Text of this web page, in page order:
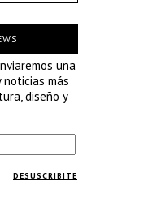
una
más
diseño y
DESUSCRIBITE